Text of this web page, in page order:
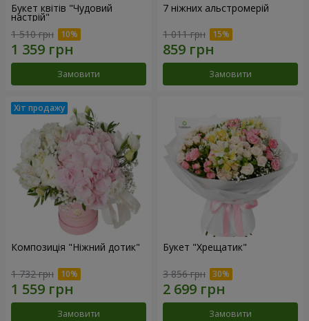
Букет квітів "Чудовий
настрій"
1 510 грн
Замовити
7 ніжних альстромерій
1 011 грн
Замовити
Композиція "Ніжний дотик"
1 732 грн
Замовити
Букет "Хрещатик"
3 856 грн
Замовити